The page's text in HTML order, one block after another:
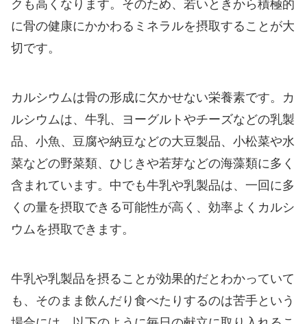
クも高くなります。そのため、若いときから積極的
に骨の健康にかかわるミネラルを摂取することが大
切です。
カルシウムは骨の形成に欠かせない栄養素です。カ
ルシウムは、牛乳、ヨーグルトやチーズなどの乳製
品、小魚、豆腐や納豆などの大豆製品、小松菜や水
菜などの野菜類、ひじきや若芽などの海藻類に多く
含まれています。中でも牛乳や乳製品は、一回に多
くの量を摂取できる可能性が高く、効率よくカルシ
ウムを摂取できます。
牛乳や乳製品を摂ることが効果的だとわかっていて
も、そのまま飲んだり食べたりするのは苦手という